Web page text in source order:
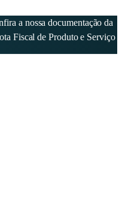
a nossa documentação da
Fiscal de Produto e Serviço